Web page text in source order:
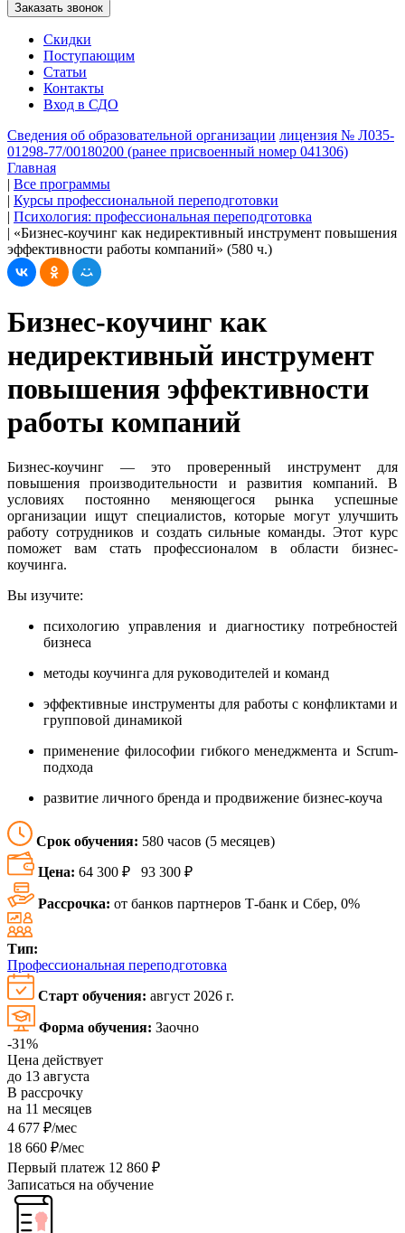
Заказать звонок
Скидки
Поступающим
Статьи
Контакты
Вход в СДО
Сведения об образовательной организации лицензия № Л035-
01298-77/00180200 (ранее присвоенный номер 041306)
Главная
| Все программы
| Курсы профессиональной переподготовки
| Психология: профессиональная переподготовка
| «Бизнес-коучинг как недирективный инструмент повышения
эффективности работы компаний» (580 ч.)
Бизнес-коучинг как
недирективный инструмент
повышения эффективности
работы компаний
Бизнес-коучинг — это проверенный инструмент для
повышения производительности и развития компаний. В
условиях постоянно меняющегося рынка успешные
организации ищут специалистов, которые могут улучшить
работу сотрудников и создать сильные команды. Этот курс
поможет вам стать профессионалом в области бизнес-
коучинга.
Вы изучите:
психологию управления и диагностику потребностей
бизнеса
методы коучинга для руководителей и команд
эффективные инструменты для работы с конфликтами и
групповой динамикой
применение философии гибкого менеджмента и Scrum-
подхода
развитие личного бренда и продвижение бизнес-коуча
Срок обучения: 580 часов (5 месяцев)
Цена: 64 300 ₽ 93 300 ₽
Рассрочка: от банков партнеров Т-банк и Сбер, 0%
Тип:
Профессиональная переподготовка
Старт обучения: август 2026 г.
Форма обучения: Заочно
-31%
Цена действует
до 13 августа
В рассрочку
на 11 месяцев
4 677 ₽/мес
18 660 ₽/мес
Первый платеж 12 860 ₽
Записаться на обучение